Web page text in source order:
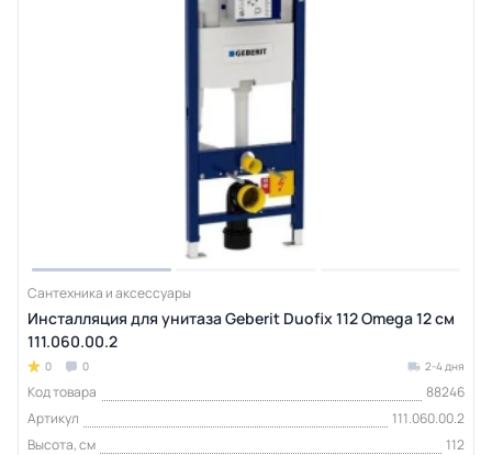
Сантехника и аксессуары
Инсталляция для унитаза Geberit Duofix 112 Omega 12 см
111.060.00.2
0 0 2-4 дня
Код товара
88246
Артикул
111.060.00.2
Высота, см
112